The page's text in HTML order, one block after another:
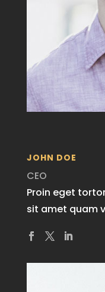
JOHN DOE
CEO
Proin eget
sit amet quam